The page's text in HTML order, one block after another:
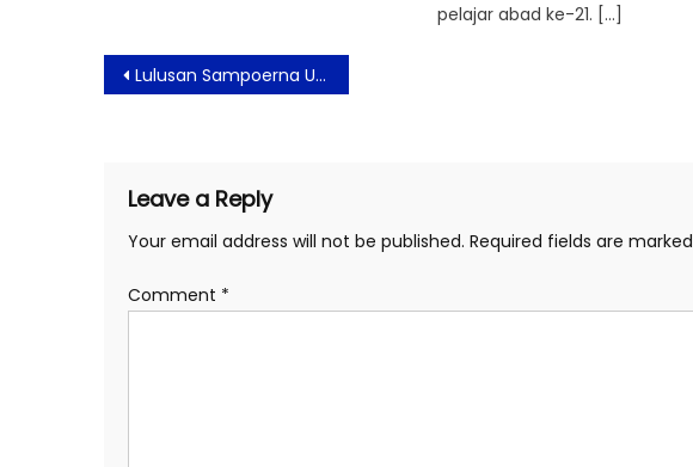
pelajar abad ke-21. […]
Post
navigation
Lulusan Sampoerna University Pecahkan Rekor Skor Tertinggi di Asia Tenggara pada Penghargaan AICPA-CIMA
Leave a Reply
Your email address will not be published. Required fields are marked
Comment *